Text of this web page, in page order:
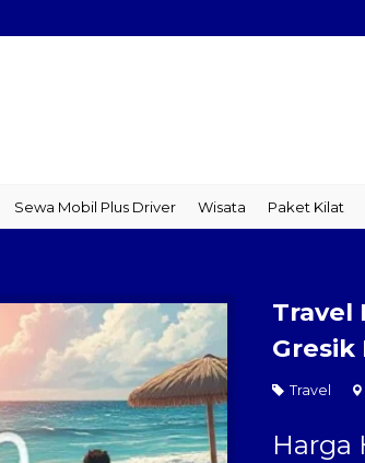
Sewa Mobil Plus Driver Wisata Paket Kilat
Travel
Gresik
Travel
Harga